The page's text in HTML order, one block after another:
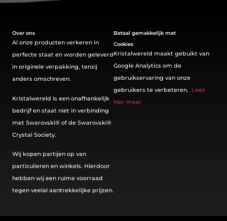
Over ons
Al onze producten verkeren in
perfecte staat en worden geleverd
in originele verpakking, tenzij
anders omschreven.
Kristalwereld is een onafhankelijk
bedrijf en staat niet in verbinding
met Swarovski®️ of de Swarovski®️
Crystal Society.
Wij kopen partijen op van
particulieren en winkels. Hierdoor
hebben wij een ruime voorraad
tegen veelal aantrekkelijke prijzen.
Betaal gemakkelijk met
Cookies
Kristalwereld maakt gebuikt van
Google Analytics om de
gebruikservaring van onze
gebruikers te verbeteren. Lees
hier meer